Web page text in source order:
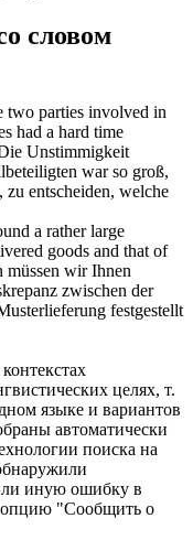
словом
two parties involved in
had a hard time
Unstimmigkeit
war so groß,
zu entscheiden, welche
a rather large
goods and that of
müssen wir Ihnen
zwischen der
festgestellt
целях, т.
языке и вариантов
автоматически
поиска на
иную ошибку в
опцию "Сообщить о